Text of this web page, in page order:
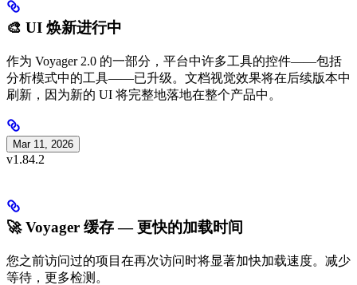
🎨 UI 焕新进行中
作为 Voyager 2.0 的一部分，平台中许多工具的控件——包括
分析模式中的工具——已升级。文档视觉效果将在后续版本中
刷新，因为新的 UI 将完整地落地在整个产品中。
Mar 11, 2026
v1.84.2
🚀 Voyager 缓存 — 更快的加载时间
您之前访问过的项目在再次访问时将显著加快加载速度。减少
等待，更多检测。